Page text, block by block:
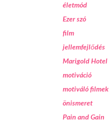
életmód
Ezer szó
film
jellemfejlődés
Marigold Hotel
motiváció
motiváló filmek
önismeret
Pain and Gain